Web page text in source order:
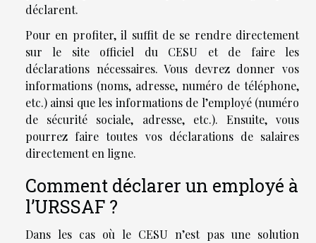
déclarent.
Pour en profiter, il suffit de se rendre directement
sur le site officiel du CESU et de faire les
déclarations nécessaires. Vous devrez donner vos
informations (noms, adresse, numéro de téléphone,
etc.) ainsi que les informations de l’employé (numéro
de sécurité sociale, adresse, etc.). Ensuite, vous
pourrez faire toutes vos déclarations de salaires
directement en ligne.
Comment déclarer un employé à
l’URSSAF ?
Dans les cas où le CESU n’est pas une solution